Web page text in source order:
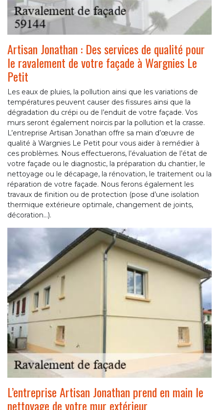
Artisan Jonathan : Des services de qualité pour
le ravalement de votre façade à Wargnies Le
Petit
Les eaux de pluies, la pollution ainsi que les variations de
températures peuvent causer des fissures ainsi que la
dégradation du crépi ou de l’enduit de votre façade. Vos
murs seront également noircis par la pollution et la crasse.
L’entreprise Artisan Jonathan offre sa main d’œuvre de
qualité à Wargnies Le Petit pour vous aider à remédier à
ces problèmes. Nous effectuerons, l’évaluation de l’état de
votre façade ou le diagnostic, la préparation du chantier, le
nettoyage ou le décapage, la rénovation, le traitement ou la
réparation de votre façade. Nous ferons également les
travaux de finition ou de protection (pose d’une isolation
thermique extérieure optimale, changement de joints,
décoration…).
L’entreprise Artisan Jonathan prend en main le
nettoyage de votre mur extérieur